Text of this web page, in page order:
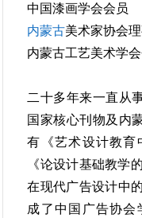
中国漆画学会会员
内蒙古美术家协会
内蒙古工艺美术学
二十多年来一直从
国家核心刊物及内
有《艺术设计教育
《论设计基础教学
在现代广告设计中
成了中国广告协会